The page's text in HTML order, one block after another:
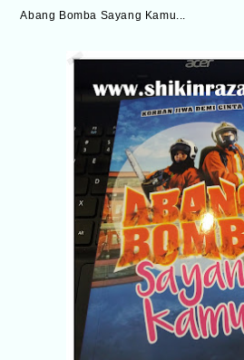
Abang Bomba Sayang Kamu...